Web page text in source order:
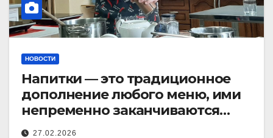
НОВОСТИ
Напитки — это традиционное
дополнение любого меню, ими
непременно заканчиваются
обеды, они являются
27.02.2026